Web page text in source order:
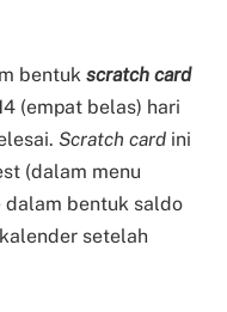
bentuk scratch card
(empat belas) hari
Scratch card ini
(dalam menu
dalam bentuk saldo
setelah